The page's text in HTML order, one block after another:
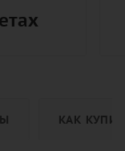
КАК